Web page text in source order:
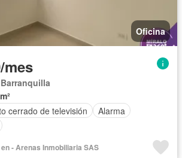
Oficina
mes
cerrado de televisión
Alarma
- Arenas Inmobiliaria SAS